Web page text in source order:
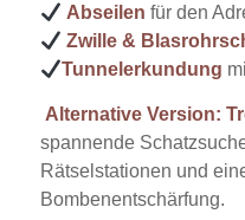
Abseilen für den
Zwille &
Tunnelerkundung
Alternative Version:
spannende
Rätselstationen und
Bombenentschärfung.